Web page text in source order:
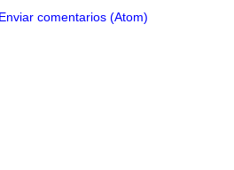
Enviar comentarios (Atom)